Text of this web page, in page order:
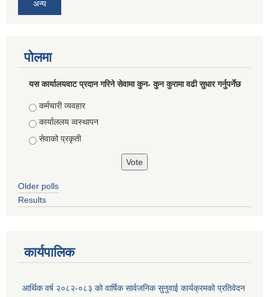
अन्य
पोलमा
यस कार्यालयवाट प्रदान गरिने सेवामा कुन- कुन कुरामा वढी सुधार गर्नुपर्नेछ
Choices
कर्मचारी व्यवहार
कार्याललय व्वस्थापन
सेवाको प्रकृती
Older polls
Results
कार्यपालिक
आर्थिक वर्ष २०८२-०८३ को वार्षिक सार्वजनिक सुनुवाई कार्यक्रमको प्रतिवेदन